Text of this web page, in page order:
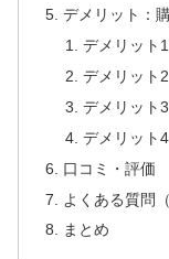
デメリット：
デメリット
デメリット
デメリット
デメリット
口コミ・評価
よくある質問（
まとめ